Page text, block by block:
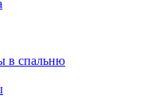
в спальню